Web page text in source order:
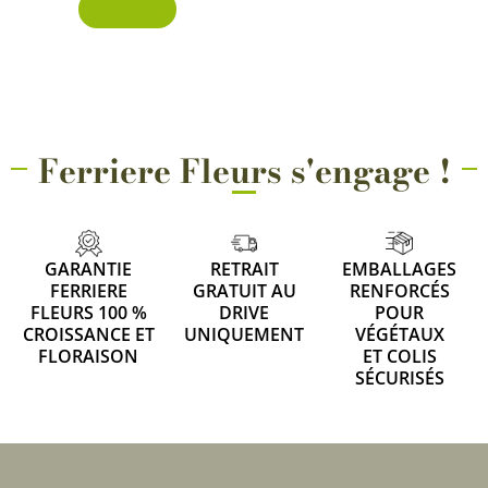
Ferriere Fleurs s'engage !
GARANTIE
FERRIERE
FLEURS 100 %
CROISSANCE ET
FLORAISON
RETRAIT
GRATUIT AU
DRIVE
UNIQUEMENT
EMBALLAGES
RENFORCÉS
POUR
VÉGÉTAUX
ET COLIS
SÉCURISÉS